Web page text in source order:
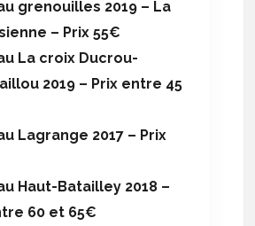
grenouilles 2019 – La
– Prix 55€
La croix Ducrou-
2019 – Prix entre 45
Lagrange 2017 – Prix
Haut-Batailley 2018 –
60 et 65€